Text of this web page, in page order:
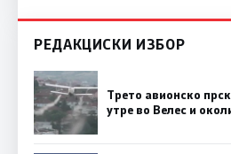
РЕДАКЦИСКИ ИЗБОР
Трето авионско
утре во Велес и